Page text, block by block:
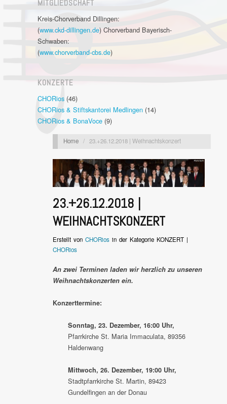
MITGLIEDSCHAFT
Kreis-Chorverband Dillingen:
(www.ckd-dillingen.de) Chorverband Bayerisch-
Schwaben:
(www.chorverband-cbs.de)
KONZERTE
CHORios (46)
CHORios & Stiftskantorei Medlingen (14)
CHORios & BonaVoce (9)
Home / 23.+26.12.2018 | Weihnachtskonzert
23.+26.12.2018 |
WEIHNACHTSKONZERT
Erstellt von CHORios in der Kategorie KONZERT |
CHORios
An zwei Terminen laden wir herzlich zu unseren
Weihnachtskonzerten ein.
Konzerttermine:
Sonntag, 23. Dezember, 16:00 Uhr,
Pfarrkirche St. Maria Immaculata, 89356
Haldenwang
Mittwoch, 26. Dezember, 19:00 Uhr,
Stadtpfarrkirche St. Martin, 89423
Gundelfingen an der Donau